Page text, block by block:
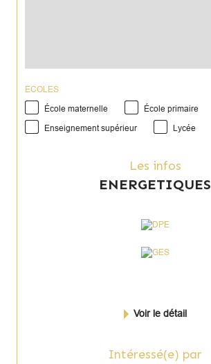
ECOLES
École maternelle
École primaire
Enseignement supérieur Lycée
Les infos
ENERGETIQUES
Voir le détail
Intéressé(e) par